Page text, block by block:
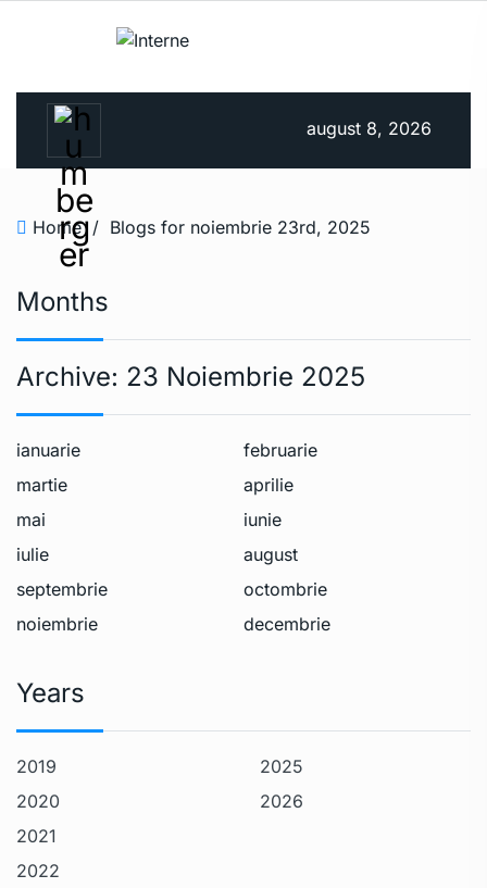
august 8, 2026
Home / Blogs for noiembrie 23rd, 2025
Months
Archive: 23 Noiembrie 2025
ianuarie
februarie
martie
aprilie
mai
iunie
iulie
august
septembrie
octombrie
noiembrie
decembrie
Years
2019
2020
2021
2022
2025
2026